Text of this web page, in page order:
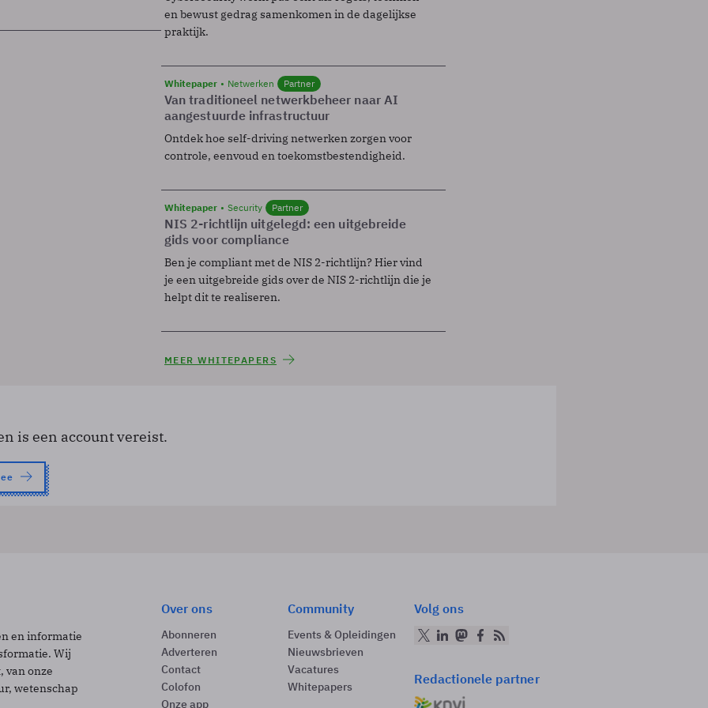
en bewust gedrag samenkomen in de dagelijkse
praktijk.
Whitepaper Netwerken Partner
Van traditioneel netwerkbeheer naar AI
aangestuurde infrastructuur
Ontdek hoe self-driving netwerken zorgen voor
controle, eenvoud en toekomstbestendigheid.
Whitepaper Security Partner
NIS 2-richtlijn uitgelegd: een uitgebreide
gids voor compliance
Ben je compliant met de NIS 2-richtlijn? Hier vind
je een uitgebreide gids over de NIS 2-richtlijn die je
helpt dit te realiseren.
MEER WHITEPAPERS
is een account vereist.
en informatie
Wij
van onze
wetenschap
Over ons
Abonneren
Adverteren
Contact
Colofon
Onze app
Community
Events & Opleidingen
Nieuwsbrieven
Vacatures
Whitepapers
Volg ons
Redactionele partner